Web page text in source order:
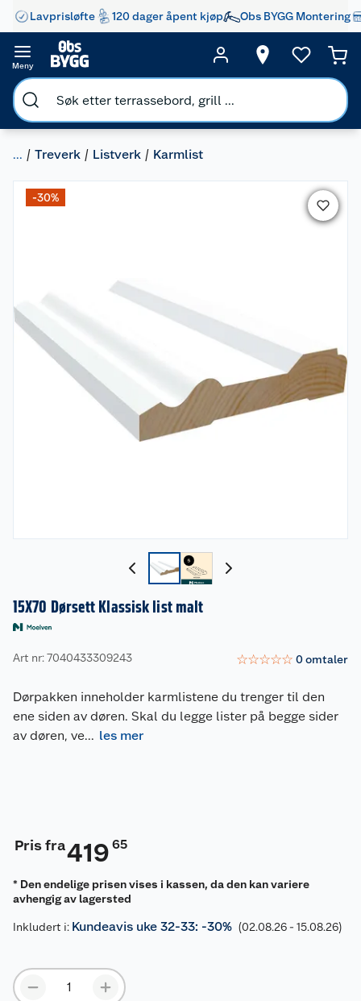
Lavprisløfte 120 dager åpent kjøp Obs BYGG Montering
Meny
... Treverk Listverk Karmlist
-30%
15X70 Dørsett Klassisk list malt
Art nr: 7040433309243 ☆☆☆☆☆ 0omtaler
Dørpakken inneholder karmlistene du trenger til den
ene siden av døren. Skal du legge lister på begge sider
av døren, ve... les mer
Pris fra419 65
* Den endelige prisen vises i kassen, da den kan variere
avhengig av lagersted
Inkludert i: Kundeavis uke 32-33: -30% (02.08.26 - 15.08.26)